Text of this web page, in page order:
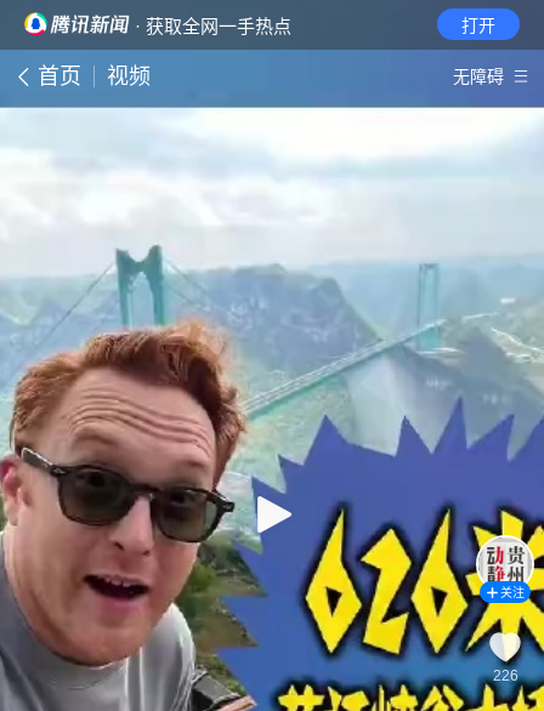
· 获取全网一手热点 打开
首页 视频 无障碍
关注
226